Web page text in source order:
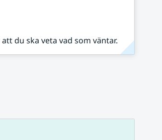
du ska veta vad som väntar.